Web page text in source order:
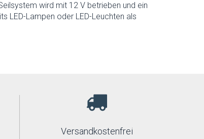
wird mit 12 V betrieben und ein
LED-Lampen oder LED-Leuchten als
Versandkostenfrei